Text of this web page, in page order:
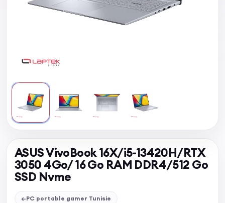
ASUS VivoBook 16X/i5-13420H/RTX
3050 4Go/ 16 Go RAM DDR4/512 Go
SSD Nvme
←PC portable gamer Tunisie